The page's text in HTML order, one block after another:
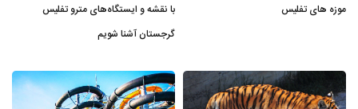
موزه های تفلیس
با نقشه و ایستگاه‌های مترو تفلیس
گرجستان آشنا شویم